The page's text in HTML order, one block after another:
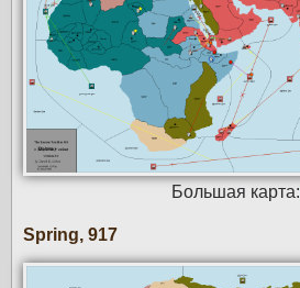
Большая карта:
Spring, 917